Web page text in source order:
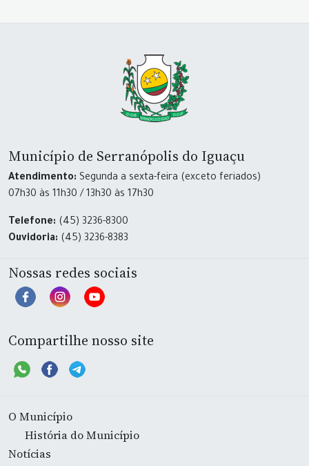
Município de Serranópolis do Iguaçu
Atendimento: Segunda a sexta-feira (exceto feriados)
07h30 às 11h30 / 13h30 às 17h30
Telefone: (45) 3236-8300
Ouvidoria: (45) 3236-8383
Nossas redes sociais
Compartilhe nosso site
O Município
História do Município
Notícias